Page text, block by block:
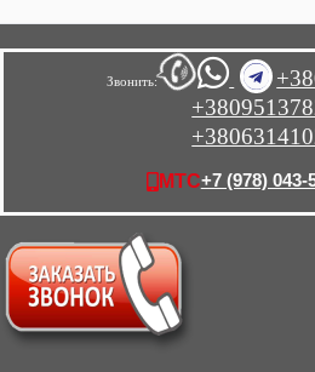
Звонить:
МТС+7 (978) 043-